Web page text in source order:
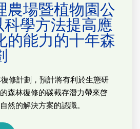
農場暨植物園公
科學方法提高應
的能力的十年森
復修計劃，預計將有利於生態研
森林復修的碳截存潛力帶來啓
然的解決方案的認識。